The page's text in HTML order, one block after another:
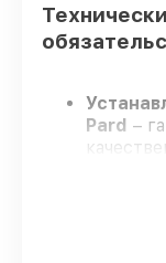
Pard –